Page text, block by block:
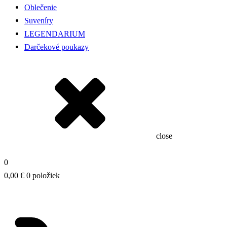
Oblečenie
Suveníry
LEGENDARIUM
Darčekové poukazy
close
0
0,00 € 0 položiek